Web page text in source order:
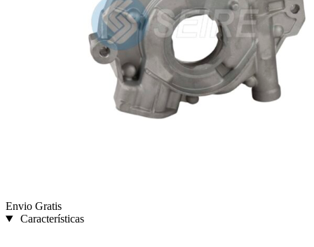
Envio Gratis
Características